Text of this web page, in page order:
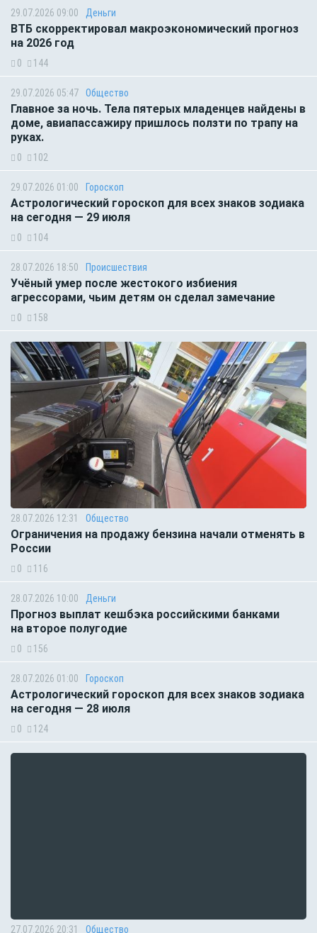
29.07.2026 09:00 Деньги
ВТБ скорректировал макроэкономический прогноз
на 2026 год
0 144
29.07.2026 05:47 Общество
Главное за ночь. Тела пятерых младенцев найдены в
доме, авиапассажиру пришлось ползти по трапу на
руках.
0 102
29.07.2026 01:00 Гороскоп
Астрологический гороскоп для всех знаков зодиака
на сегодня — 29 июля
0 104
28.07.2026 18:50 Происшествия
Учёный умер после жестокого избиения
агрессорами, чьим детям он сделал замечание
0 158
28.07.2026 12:31 Общество
Ограничения на продажу бензина начали отменять в
России
0 116
28.07.2026 10:00 Деньги
Прогноз выплат кешбэка российскими банками
на второе полугодие
0 156
28.07.2026 01:00 Гороскоп
Астрологический гороскоп для всех знаков зодиака
на сегодня — 28 июля
0 124
27.07.2026 20:31 Общество